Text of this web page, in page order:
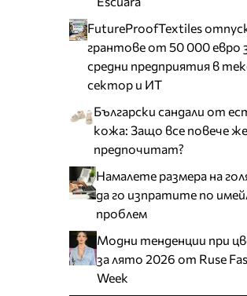
FutureProofTextiles
грантове от 50 000 евро
средни предприятия в
сектор и ИТ
Български сандали от
кожа: Защо все повече
предпочитат?
Намалете размера на
да го изпратите по
проблем
Модни тенденции при
за лято 2026 от Ruse
Week